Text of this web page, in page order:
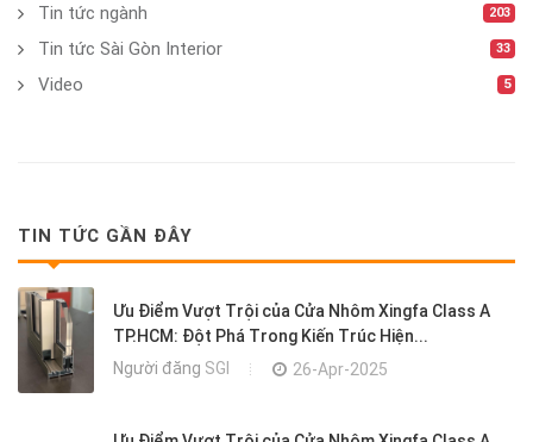
Tin tức ngành 203
Tin tức Sài Gòn Interior 33
Video 5
TIN TỨC GẦN ĐÂY
Ưu Điểm Vượt Trội của Cửa Nhôm Xingfa Class A
TP.HCM: Đột Phá Trong Kiến Trúc Hiện...
Người đăng SGI 26-Apr-2025